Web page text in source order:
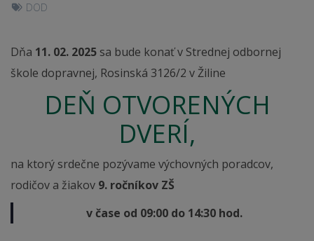
DOD
Dňa 11. 02. 2025 sa bude konať v Strednej odbornej
škole dopravnej, Rosinská 3126/2 v Žiline
DEŇ OTVORENÝCH
DVERÍ,
na ktorý srdečne pozývame výchovných poradcov,
rodičov a žiakov 9. ročníkov ZŠ
v čase od 09:00 do 14:30 hod.